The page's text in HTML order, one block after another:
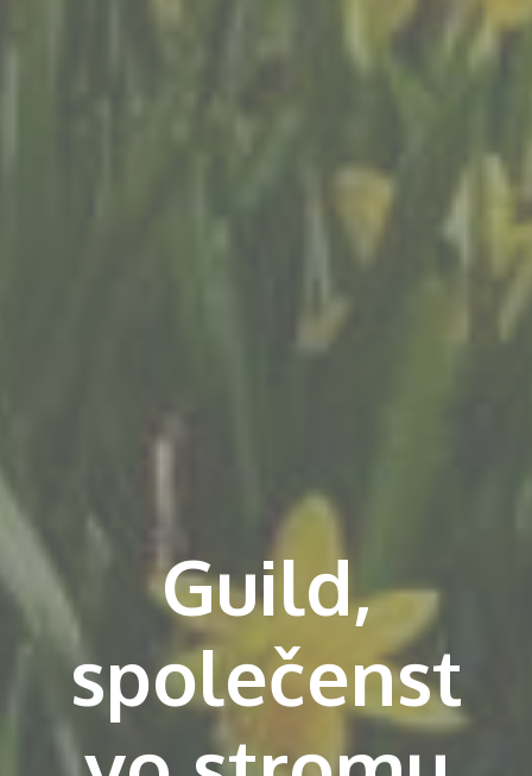
Guild,
společenst